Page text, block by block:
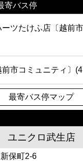
寄バス停
ツたけふ店〔越前
市コミュニティ〕
最寄バス停マップ
ユニクロ武生店
保町2-6